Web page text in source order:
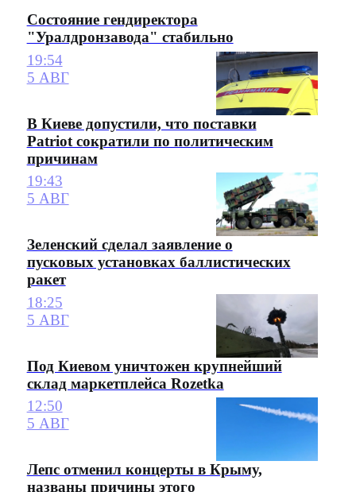
Состояние гендиректора
"Уралдронзавода" стабильно
19:54
5 АВГ
В Киеве допустили, что поставки
Patriot сократили по политическим
причинам
19:43
5 АВГ
Зеленский сделал заявление о
пусковых установках баллистических
ракет
18:25
5 АВГ
Под Киевом уничтожен крупнейший
склад маркетплейса Rozetka
12:50
5 АВГ
Лепс отменил концерты в Крыму,
названы причины этого